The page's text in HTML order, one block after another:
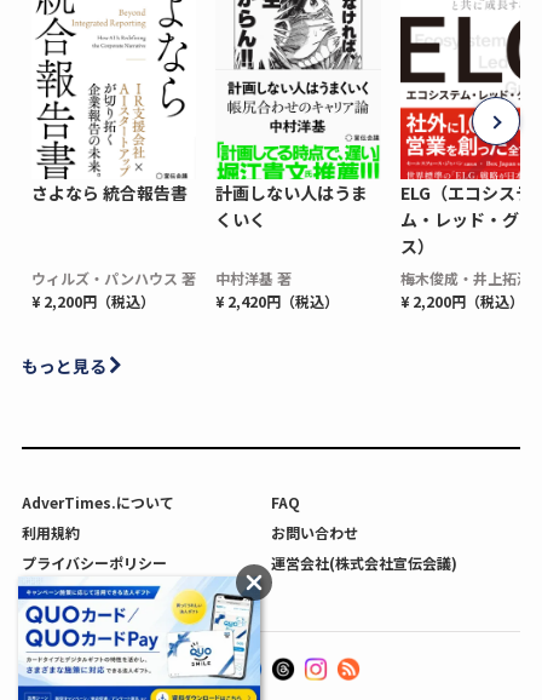
さよなら 統合報告書
ウィルズ・パンハウス 著
¥ 2,200円（税込）
計画しない人はうま
くいく
中村洋基 著
¥ 2,420円（税込）
ELG（エコシステ
ム・レッド・グロ
ス）
梅木俊成・井上拓海
¥ 2,200円（税込）
もっと見る
AdverTimes.について
FAQ
利用規約
お問い合わせ
プライバシーポリシー
運営会社(株式会社宣伝会議)
利用者情報の外部送信について